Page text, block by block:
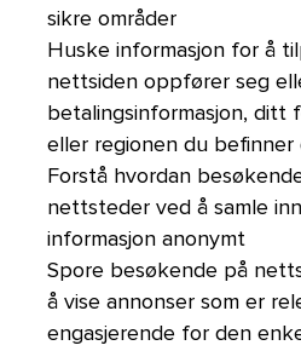
sikre områder
Huske informasjon for å
nettsiden oppfører seg
betalingsinformasjon, ditt
eller regionen du befinner
Forstå hvordan
nettsteder ved å samle
informasjon anonymt
Spore besøkende på
å vise annonser som er
engasjerende for den